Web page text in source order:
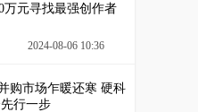
万元寻找最强创作者
2024-08-06 10:36
购市场乍暖还寒 硬科
行一步